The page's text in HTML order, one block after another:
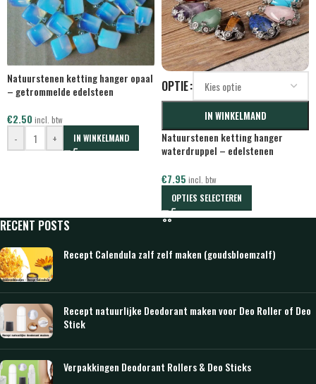
Natuurstenen ketting hanger opaal
– getrommelde edelsteen
€2.50 incl. btw
- + IN WINKELMAND
OPTIE
IN WINKELMAND
Natuurstenen ketting hanger
waterdruppel – edelstenen
€7.95 incl. btw
OPTIES SELECTEREN
RECENT POSTS
Recept Calendula zalf zelf maken (goudsbloemzalf)
Recept natuurlijke Deodorant maken voor Deo Roller of Deo
Stick
Verpakkingen Deodorant Rollers & Deo Sticks